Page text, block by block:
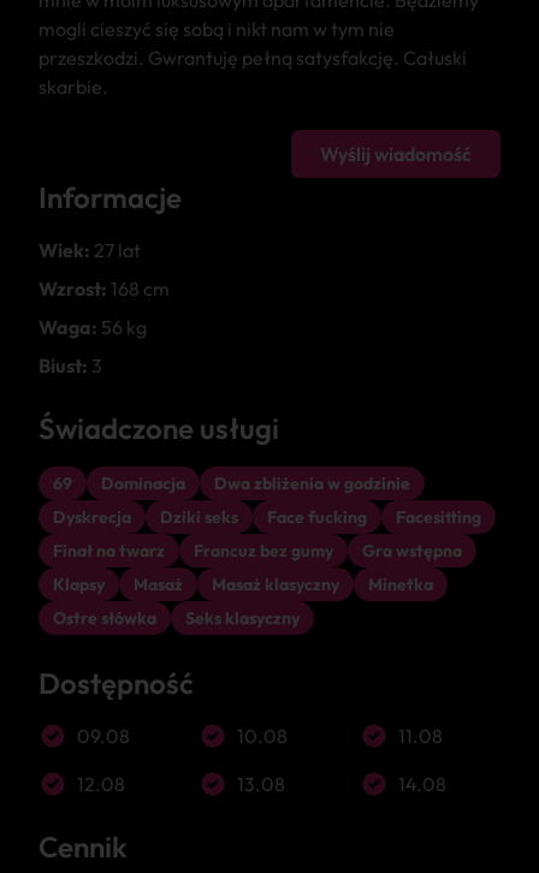
mogli cieszyć się sobą i nikt nam w tym nie
przeszkodzi. Gwrantuję pełną satysfakcję. Całuski
skarbie.
Wyślij wiadomość
Informacje
Wiek: 27 lat
Wzrost: 168 cm
Waga: 56 kg
Biust: 3
Świadczone usługi
69 Dominacja
Dwa zbliżenia w godzinie
Dyskrecja
Dziki seks Face fucking
Facesitting
Finał na twarz
Francuz bez gumy
Gra wstępna
Klapsy
Masaż Masaż klasyczny
Minetka
Ostre słówka
Seks klasyczny
Dostępność
09.08 10.08
11.08
12.08
13.08 14.08
Cennik